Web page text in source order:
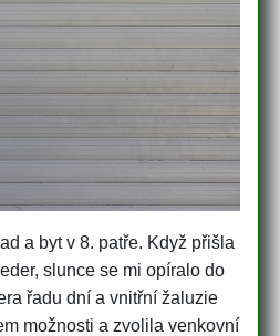
a byt v 8. patře. Když přišla
slunce se mi opíralo do
řadu dní a vnitřní žaluzie
možnosti a zvolila venkovní